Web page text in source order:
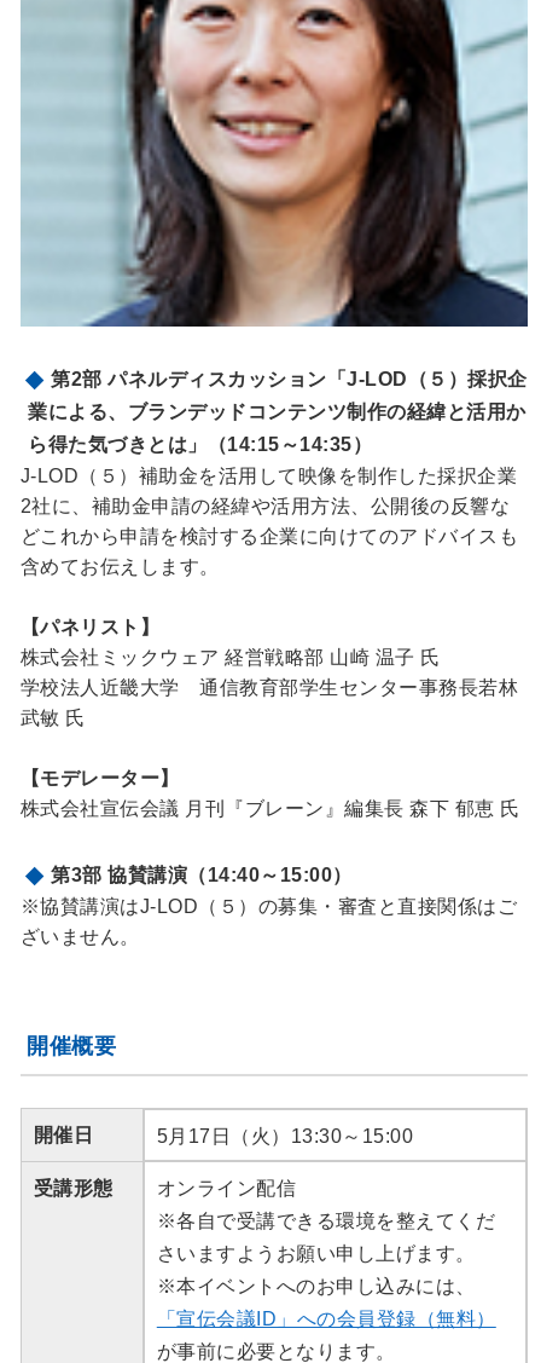
第2部 パネルディスカッション「J-LOD（５）採択企
業による、ブランデッドコンテンツ制作の経緯と活用か
ら得た気づきとは」（14:15～14:35）
J-LOD（５）補助金を活用して映像を制作した採択企業
2社に、補助金申請の経緯や活用方法、公開後の反響な
どこれから申請を検討する企業に向けてのアドバイスも
含めてお伝えします。
【パネリスト】
株式会社ミックウェア 経営戦略部 山崎 温子 氏
学校法人近畿大学 通信教育部学生センター事務長若林
武敏 氏
【モデレーター】
株式会社宣伝会議 月刊『ブレーン』編集長 森下 郁恵 氏
第3部 協賛講演（14:40～15:00）
※協賛講演はJ-LOD（５）の募集・審査と直接関係はご
ざいません。
開催概要
開催日 5月17日（火）13:30～15:00
受講形態
オンライン配信
※各自で受講できる環境を整えてくだ
さいますようお願い申し上げます。
※本イベントへのお申し込みには、
「宣伝会議ID」への会員登録（無料）
が事前に必要となります。